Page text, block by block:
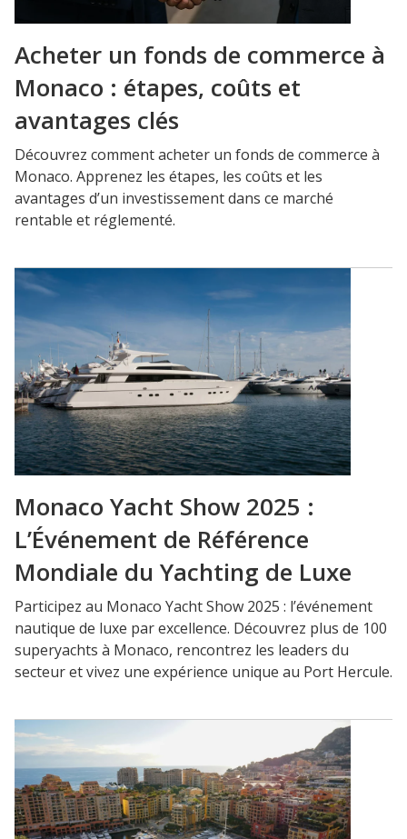
Acheter un fonds de commerce à
Monaco : étapes, coûts et
avantages clés
Découvrez comment acheter un fonds de commerce à
Monaco. Apprenez les étapes, les coûts et les
avantages d’un investissement dans ce marché
rentable et réglementé.
Monaco Yacht Show 2025 :
L’Événement de Référence
Mondiale du Yachting de Luxe
Participez au Monaco Yacht Show 2025 : l’événement
nautique de luxe par excellence. Découvrez plus de 100
superyachts à Monaco, rencontrez les leaders du
secteur et vivez une expérience unique au Port Hercule.